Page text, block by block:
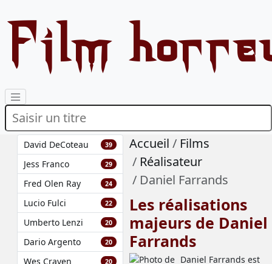
Film
David DeCoteau 39
Jess Franco 29
Fred Olen Ray 24
Lucio Fulci 22
Umberto Lenzi 20
Dario Argento 20
Wes Craven 20
Accueil
Films
Réalisateur
Daniel Farrands
Les réalisations
majeurs de Daniel
Farrands
Daniel Farrands est